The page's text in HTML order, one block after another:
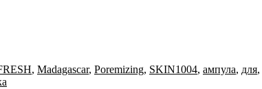
, Madagascar, Poremizing, SKIN1004, ампула, для,